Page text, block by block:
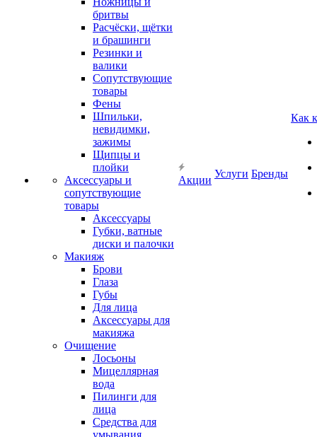
бритвы
Расчёски, щётки
и брашинги
Резинки и
валики
Сопутствующие
товары
Фены
Шпильки,
невидимки,
зажимы
Щипцы и
плойки
Аксессуары и
сопутствующие
товары
Аксессуары
Губки, ватные
диски и палочки
Макияж
Брови
Глаза
Губы
Для лица
Аксессуары для
макияжа
Очищение
Лосьоны
Мицеллярная
вода
Пилинги для
лица
Средства для
умывания
Акции
Услуги Бренды
Как